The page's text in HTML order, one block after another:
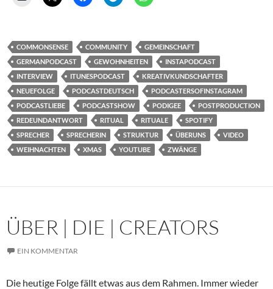
COMMONSENSE COMMUNITY
GEMEINSCHAFT
GERMANPODCAST
GEWOHNHEITEN
INSTAPODCAST
INTERVIEW
ITUNESPODCAST
KREATIVKUNDSCHAFTER
NEUEFOLGE
PODCASTDEUTSCH
PODCASTERSOFINSTAGRAM
PODCASTLIEBE
PODCASTSHOW PODIGEE
POSTPRODUCTION
REDEUNDANTWORT
RITUAL RITUALE
SPOTIFY
SPRECHER
SPRECHERIN STRUKTUR ÜBERUNS
VIDEO
WEIHNACHTEN
XMAS YOUTUBE ZWÄNGE
ÜBER | DIE | CREATORS
EIN KOMMENTAR
Die heutige Folge fällt etwas aus dem Rahmen. Immer wieder